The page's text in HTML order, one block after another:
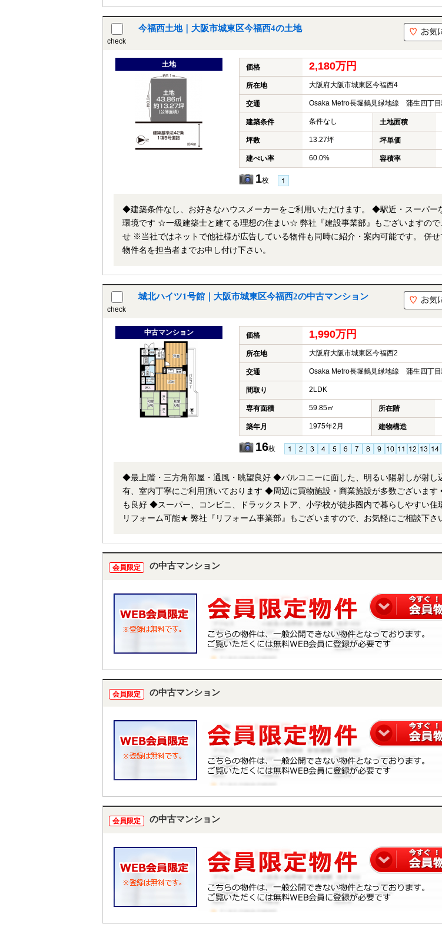
check
今福西土地｜大阪市城東区今福西4の土地
土地 価格 2,180万円
所在地 大阪府大阪市城東区今福西4
交通 Osaka Metro長堀鶴見緑地線 蒲生四丁
建築条件 条件なし 土地面積
坪数 13.27坪 坪単価
建ぺい率 60.0% 容積率
1枚
◆建築条件なし、お好きなハウスメーカーをご利用いただけます。 ◆駅近・スーパー
環境です ☆一級建築士と建てる理想の住まい☆ 弊社『建設事業部』もございますので、お気軽にご相談下さいま
せ ※当社ではネットで他社様が広告している物件も同時に紹介・案内可能です。 併せて内覧を希望される際は、
物件名を担当者までお申し付け下さい。
check
城北ハイツ1号館｜大阪市城東区今福西2の中古マンション
中古マンション 価格 1,990万円
所在地 大阪府大阪市城東区今福西2
交通 Osaka Metro長堀鶴見緑地線 蒲生四丁
間取り 2LDK
専有面積 59.85㎡ 所在階
築年月 1975年2月 建物構造
16枚
◆最上階・三方角部屋・通風・眺望良好 ◆バルコニーに面した、明るい陽射しが射
有、室内丁寧にご利用頂いております ◆周辺に買物施設・商業施設が多数ございま
も良好 ◆スーパー、コンビニ、ドラックストア、小学校が徒歩圏内で暮らしやすい住環境です ★お好
リフォーム可能★ 弊社『リフォーム事業部』もございますので、お気軽にご相談下さ
している物件も同時に紹介・案内可能です。 併せて内覧を希望される際は、物件名を
会員限定 の中古マンション
会員限定 の中古マンション
会員限定 の中古マンション